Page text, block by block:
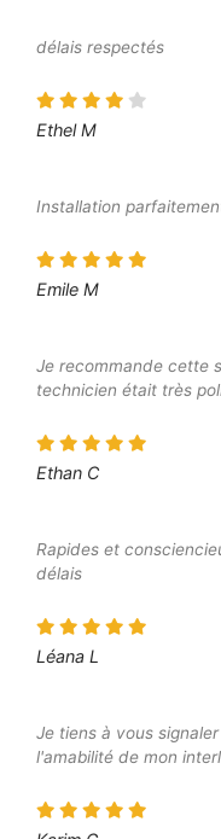
délais respectés
Ethel M
Installation
Emile M
Je recommande cette
technicien était très
Ethan C
Rapides et
délais
Léana L
Je tiens à vous
l'amabilité de mon